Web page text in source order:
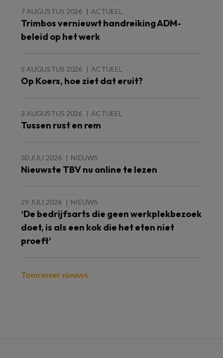
7 AUGUSTUS 2026 ACTUEEL
Trimbos vernieuwt handreiking ADM-
beleid op het werk
5 AUGUSTUS 2026 ACTUEEL
Op Koers, hoe ziet dat eruit?
3 AUGUSTUS 2026 ACTUEEL
Tussen rust en rem
30 JULI 2026 NIEUWS
Nieuwste TBV nu online te lezen
29 JULI 2026 NIEUWS
‘De bedrijfsarts die geen werkplekbezoek
doet, is als een kok die het eten niet
proeft’
Toon meer nieuws